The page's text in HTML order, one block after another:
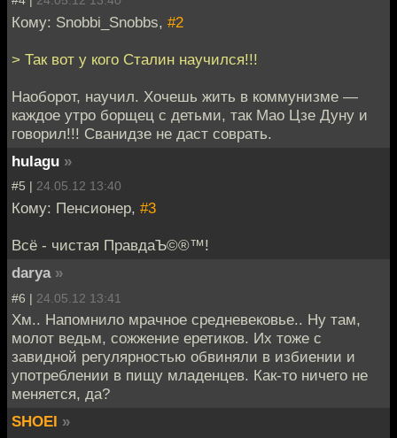
Кому: Snobbi_Snobbs, #2
> Так вот у кого Сталин научился!!!
Наоборот, научил. Хочешь жить в коммунизме —
каждое утро борщец с детьми, так Мао Цзе Дуну и
говорил!!! Сванидзе не даст соврать.
hulagu »
#5 | 24.05.12 13:40
Кому: Пенсионер, #3
Всё - чистая ПравдаЪ©®™!
darya »
#6 | 24.05.12 13:41
Хм.. Напомнило мрачное средневековье.. Ну там,
молот ведьм, сожжение еретиков. Их тоже с
завидной регулярностью обвиняли в избиении и
употреблении в пищу младенцев. Как-то ничего не
меняется, да?
SHOEI »